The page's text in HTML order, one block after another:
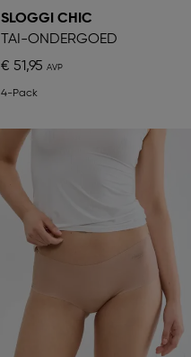
SLOGGI CHIC
TAI-ONDERGOED
€ 51,95
4-Pack